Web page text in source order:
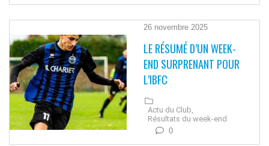
26 novembre 2025
LE RÉSUMÉ D’UN WEEK-
END SURPRENANT POUR
L’IBFC
Actu du Club,
Résultats du week-end
0